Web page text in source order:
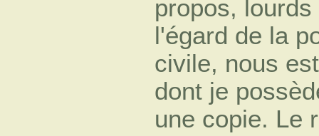
propos,
l'égard de la
civile, nous
dont je
une copie. Le